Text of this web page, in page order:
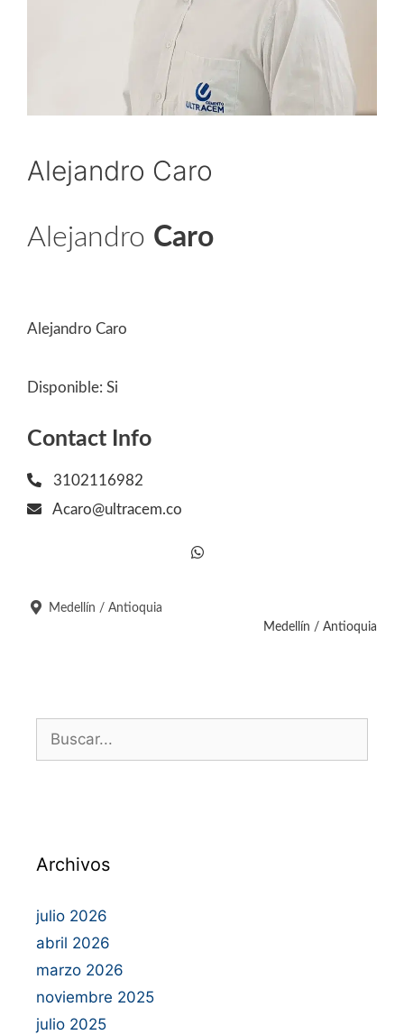
Alejandro Caro
Alejandro Caro
Alejandro Caro
Disponible: Si
Contact Info
3102116982
Acaro@ultracem.co
Medellín / Antioquia
Medellín / Antioquia
Archivos
julio 2026
abril 2026
marzo 2026
noviembre 2025
julio 2025